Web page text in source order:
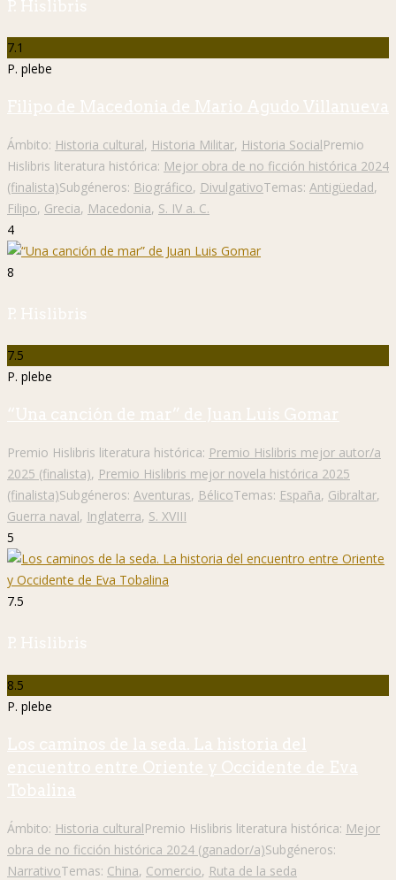
P. Hislibris
7.1
P. plebe
Filipo de Macedonia de Mario Agudo Villanueva
Ámbito: Historia cultural, Historia Militar, Historia SocialPremio
Hislibris literatura histórica: Mejor obra de no ficción histórica 2024
(finalista)Subgéneros: Biográfico, DivulgativoTemas: Antigüedad,
Filipo, Grecia, Macedonia, S. IV a. C.
4
8
P. Hislibris
7.5
P. plebe
“Una canción de mar” de Juan Luis Gomar
Premio Hislibris literatura histórica: Premio Hislibris mejor autor/a
2025 (finalista), Premio Hislibris mejor novela histórica 2025
(finalista)Subgéneros: Aventuras, BélicoTemas: España, Gibraltar,
Guerra naval, Inglaterra, S. XVIII
5
7.5
P. Hislibris
8.5
P. plebe
Los caminos de la seda. La historia del
encuentro entre Oriente y Occidente de Eva
Tobalina
Ámbito: Historia culturalPremio Hislibris literatura histórica: Mejor
obra de no ficción histórica 2024 (ganador/a)Subgéneros:
NarrativoTemas: China, Comercio, Ruta de la seda